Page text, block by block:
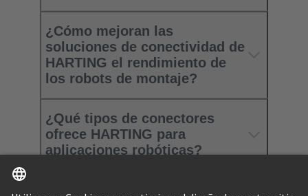
¿Cómo mejoran las
soluciones de conectividad de
HARTING el rendimiento de
los robots de montaje?
¿Qué tipos de conectores
ofrece HARTING para
aplicaciones robóticas?